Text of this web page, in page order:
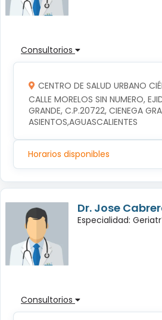
Consultorios
CENTRO DE SALUD URBANO
CALLE MORELOS SIN NUMERO,
GRANDE, C.P.20722, CIENEGA
ASIENTOS,AGUASCALIENTES
Horarios disponibles
Dr. Jose
Especialidad:
Consultorios